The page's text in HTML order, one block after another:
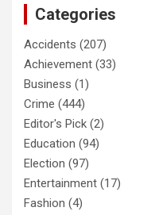
Categories
Accidents (207)
Achievement (33)
Business (1)
Crime (444)
Editor's Pick (2)
Education (94)
Election (97)
Entertainment (17)
Fashion (4)